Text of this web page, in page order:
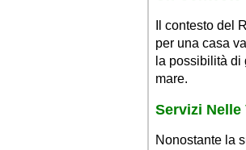
Il contesto del
per una casa
la possibilità di
mare.
Servizi Nelle
Nonostante la